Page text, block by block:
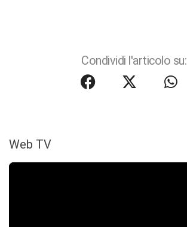
Condividi l'articolo su:
Web TV